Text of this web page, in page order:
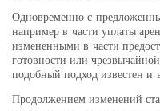
Одновременно с
например в части уплаты
измененными в части
готовности или
подобный подход известен и
Продолжением изменений